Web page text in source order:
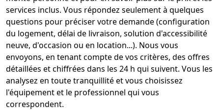
services inclus. Vous répondez seulement à quelques
questions pour préciser votre demande (configuration
du logement, délai de livraison, solution d'accessibilité
neuve, d'occasion ou en location...). Nous vous
envoyons, en tenant compte de vos critères, des offres
détaillées et chiffrées dans les 24 h qui suivent. Vous les
analysez en toute tranquillité et vous choisissez
l'équipement et le professionnel qui vous
correspondent.